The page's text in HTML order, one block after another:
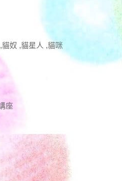
奴 ,貓星人 ,貓咪
座